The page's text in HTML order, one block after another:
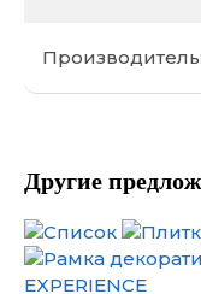
Производитель:
Другие